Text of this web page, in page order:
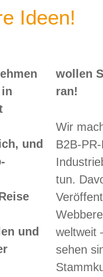
Ideen!
und
und
wie
ran!
Wir
B2B-
tun.
weltweit
sehen